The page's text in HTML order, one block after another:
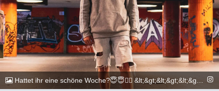
Hattet ihr eine schöne Woche?😇😇🏳️‍🌈 &lt;&gt;&lt;&gt;&lt;&gt;&lt;&gt;&lt;&gt;&lt;&gt;&lt;&gt;&lt;&gt;&lt;&gt;&lt;&gt; 📷: @execuitive_photo und @dylan.maikel &lt;&gt;&lt;&gt;&lt;&gt;&lt;&gt;&lt;&gt;&lt;&gt;&lt;&gt;&lt;&gt;&lt;&gt;&lt;&gt; #gay #lgbtq #Köln #Cologne #german #berlin #boy #marburg #gaylove #eisenach #shooting #summer #summertime #travel #sun #pride #loveislove #gayboy
@_chr2s_